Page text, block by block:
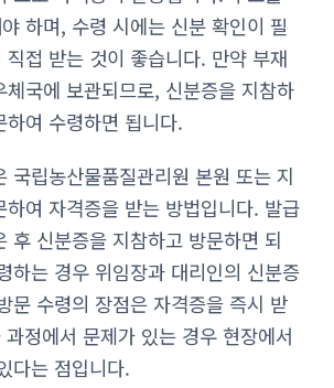
하며, 수령 시에는 신분 확인이 필
접 받는 것이 좋습니다. 만약 부재
체국에 보관되므로, 신분증을 지참하
하여 수령하면 됩니다.
국립농산물품질관리원 본원 또는 지
하여 자격증을 받는 방법입니다. 발급
후 신분증을 지참하고 방문하면 되
하는 경우 위임장과 대리인의 신분증
문 수령의 장점은 자격증을 즉시 받
정에서 문제가 있는 경우 현장에서
다는 점입니다.